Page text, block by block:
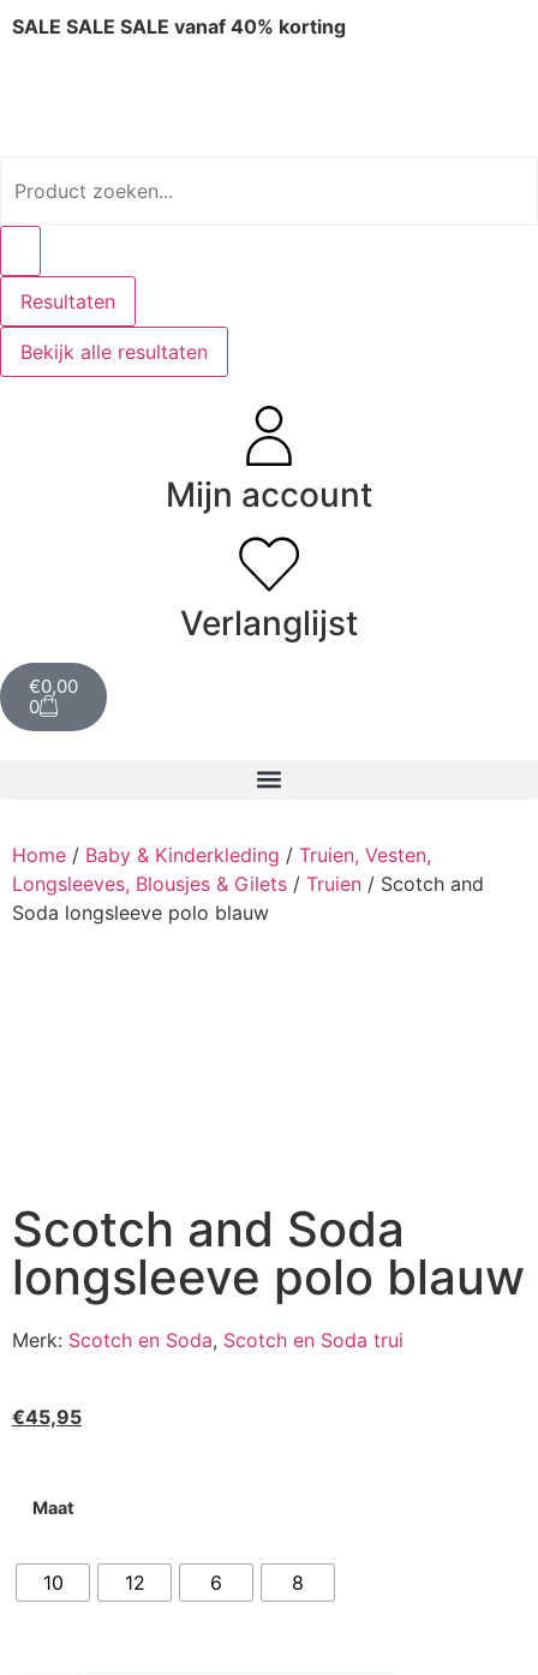
SALE SALE SALE vanaf 40% korting
Resultaten
Bekijk alle resultaten
Mijn account
Verlanglijst
€0,00
0
Home / Baby & Kinderkleding / Truien, Vesten,
Longsleeves, Blousjes & Gilets / Truien / Scotch and
Soda longsleeve polo blauw
Scotch and Soda
longsleeve polo blauw
Merk: Scotch en Soda, Scotch en Soda trui
€45,95
Maat
10 12 6 8